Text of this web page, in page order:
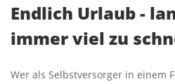
Endlich Urlaub -
immer viel zu
Wer als Selbstversorger in einem